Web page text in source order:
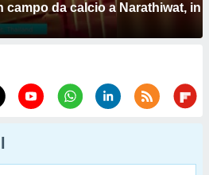
campo da calcio a Narathiwat, in